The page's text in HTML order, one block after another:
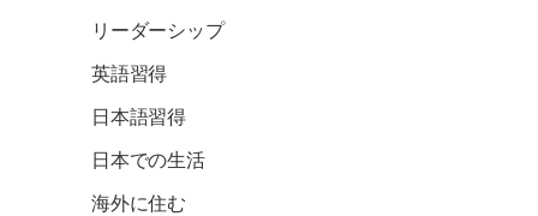
リーダーシップ
英語習得
日本語習得
日本での生活
海外に住む